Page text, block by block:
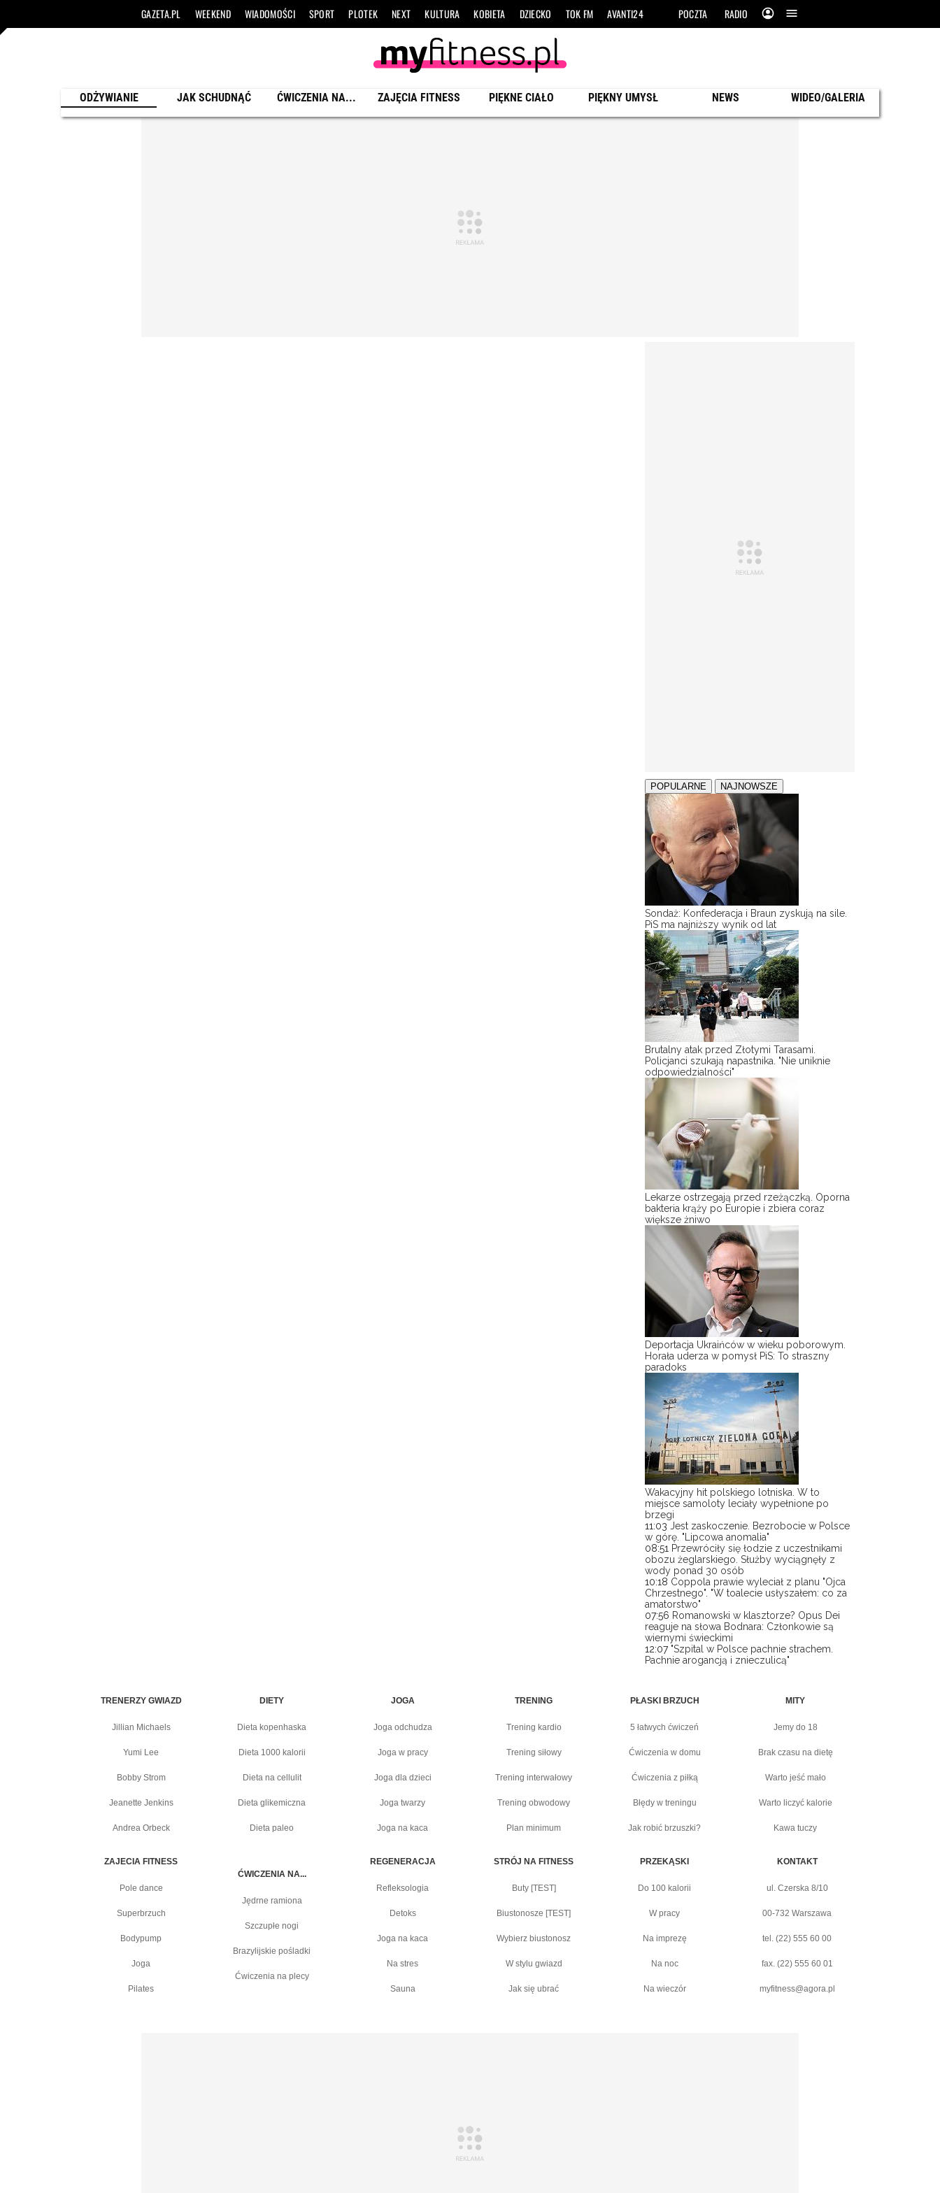
GAZETA.PL WEEKEND WIADOMOŚCI SPORT PLOTEK NEXT KULTURA KOBIETA DZIECKO TOK FM AVANTI24 POCZTA RADIO
ODŻYWIANIE JAK SCHUDNĄĆ ĆWICZENIA NA... ZAJĘCIA FITNESS PIĘKNE CIAŁO PIĘKNY UMYSŁ NEWS WIDEO/GALERIA
POPULARNE NAJNOWSZE
Sondaż: Konfederacja i Braun zyskują na sile.
PiS ma najniższy wynik od lat
Brutalny atak przed Złotymi Tarasami.
Policjanci szukają napastnika. "Nie uniknie
odpowiedzialności"
Lekarze ostrzegają przed rzeżączką. Oporna
bakteria krąży po Europie i zbiera coraz
większe żniwo
Deportacja Ukraińców w wieku poborowym.
Horała uderza w pomysł PiS: To straszny
paradoks
Wakacyjny hit polskiego lotniska. W to
miejsce samoloty leciały wypełnione po
brzegi
11:03 Jest zaskoczenie. Bezrobocie w Polsce
w górę. "Lipcowa anomalia"
08:51 Przewróciły się łodzie z uczestnikami
obozu żeglarskiego. Służby wyciągnęły z
wody ponad 30 osób
10:18 Coppola prawie wyleciał z planu "Ojca
Chrzestnego". "W toalecie usłyszałem: co za
amatorstwo"
07:56 Romanowski w klasztorze? Opus Dei
reaguje na słowa Bodnara: Członkowie są
wiernymi świeckimi
12:07 "Szpital w Polsce pachnie strachem.
Pachnie arogancją i znieczulicą"
TRENERZY GWIAZD
Jillian Michaels
Yumi Lee
Bobby Strom
Jeanette Jenkins
Andrea Orbeck
DIETY
Dieta kopenhaska
Dieta 1000 kalorii
Dieta na cellulit
Dieta glikemiczna
Dieta paleo
JOGA
Joga odchudza
Joga w pracy
Joga dla dzieci
Joga twarzy
Joga na kaca
TRENING
Trening kardio
Trening siłowy
Trening interwałowy
Trening obwodowy
Plan minimum
PŁASKI BRZUCH
5 łatwych ćwiczeń
Ćwiczenia w domu
Ćwiczenia z piłką
Błędy w treningu
Jak robić brzuszki?
MITY
Jemy do 18
Brak czasu na dietę
Warto jeść mało
Warto liczyć kalorie
Kawa tuczy
ZAJECIA FITNESS
Pole dance
Superbrzuch
Bodypump
Joga
Pilates
ĆWICZENIA NA...
Jędrne ramiona
Szczupłe nogi
Brazylijskie pośladki
Ćwiczenia na plecy
REGENERACJA
Refleksologia
Detoks
Joga na kaca
Na stres
Sauna
STRÓJ NA FITNESS
Buty [TEST]
Biustonosze [TEST]
Wybierz biustonosz
W stylu gwiazd
Jak się ubrać
PRZEKĄSKI
Do 100 kalorii
W pracy
Na imprezę
Na noc
Na wieczór
KONTAKT
ul. Czerska 8/10
00-732 Warszawa
tel. (22) 555 60 00
fax. (22) 555 60 01
myfitness@agora.pl